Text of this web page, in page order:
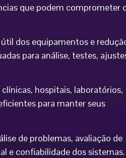
que podem comprometer
dos equipamentos e
para análise, testes,
hospitais, laboratórios,
para manter seus
de problemas, avaliação de
e confiabilidade dos sistemas.